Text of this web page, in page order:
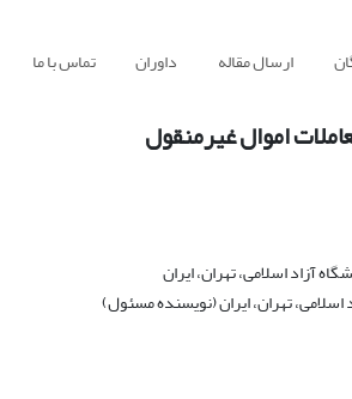
ارسال مقاله داوران تماس با ما
اموال غیرمنقول
آزاد اسلامی، تهران، ایران
اسلامی، تهران، ایران (نویسنده مسئول)